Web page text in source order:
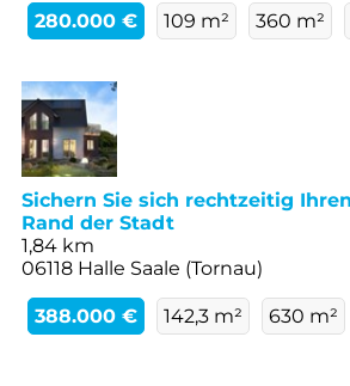
280.000 € 109 m² 360 m²
Sichern Sie sich rechtzeitig
Rand der Stadt
1,84 km
06118 Halle Saale (Tornau)
388.000 € 142,3 m² 630 m²